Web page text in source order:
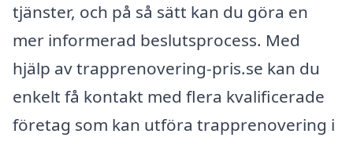
tjänster, och på så sätt kan du göra en
mer informerad beslutsprocess. Med
hjälp av trapprenovering-pris.se kan du
enkelt få kontakt med flera kvalificerade
företag som kan utföra trapprenovering i